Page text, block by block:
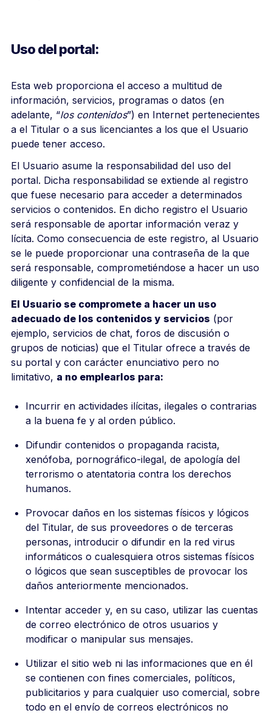
Uso del portal:
Esta web proporciona el acceso a multitud de
información, servicios, programas o datos (en
adelante, “los contenidos”) en Internet pertenecientes
a el Titular o a sus licenciantes a los que el Usuario
puede tener acceso.
El Usuario asume la responsabilidad del uso del
portal. Dicha responsabilidad se extiende al registro
que fuese necesario para acceder a determinados
servicios o contenidos. En dicho registro el Usuario
será responsable de aportar información veraz y
lícita. Como consecuencia de este registro, al Usuario
se le puede proporcionar una contraseña de la que
será responsable, comprometiéndose a hacer un uso
diligente y confidencial de la misma.
El Usuario se compromete a hacer un uso
adecuado de los contenidos y servicios (por
ejemplo, servicios de chat, foros de discusión o
grupos de noticias) que el Titular ofrece a través de
su portal y con carácter enunciativo pero no
limitativo, a no emplearlos para:
Incurrir en actividades ilícitas, ilegales o contrarias
a la buena fe y al orden público.
Difundir contenidos o propaganda racista,
xenófoba, pornográfico-ilegal, de apología del
terrorismo o atentatoria contra los derechos
humanos.
Provocar daños en los sistemas físicos y lógicos
del Titular, de sus proveedores o de terceras
personas, introducir o difundir en la red virus
informáticos o cualesquiera otros sistemas físicos
o lógicos que sean susceptibles de provocar los
daños anteriormente mencionados.
Intentar acceder y, en su caso, utilizar las cuentas
de correo electrónico de otros usuarios y
modificar o manipular sus mensajes.
Utilizar el sitio web ni las informaciones que en él
se contienen con fines comerciales, políticos,
publicitarios y para cualquier uso comercial, sobre
todo en el envío de correos electrónicos no